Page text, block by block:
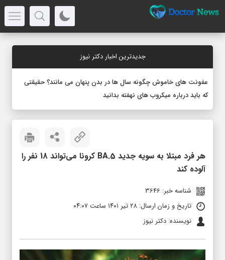
جدیدترین اخبار دکتر نیوز
عفونت های خاموش چگونه سال ها در بدن پنهان می مانند؟ حقیقتی
که باید درباره میکروب های نهفته بدانید
هر فرد مبتلا به سویه جدید BA.5 کرونا می‌تواند 18 نفر را
آلوده کند
شناسه خبر: 3646
تاریخ و زمان ارسال: ۲۸ تیر ۱۴۰۱ ساعت ۰۴:۰۷
نویسنده: دکتر نیوز